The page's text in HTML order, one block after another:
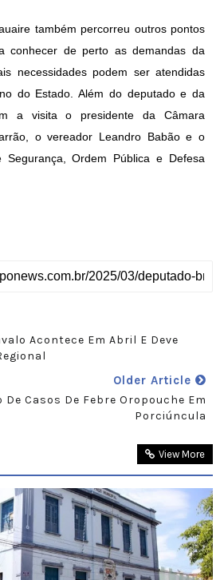
também percorreu outros pontos
conhecer de perto as demandas da
necessidades podem ser atendidas
do Estado. Além do deputado e da
a visita o presidente da Câmara
o vereador Leandro Babão e o
Segurança, Ordem Pública e Defesa
Acontece Em Abril E Deve
Older Article
De Casos De Febre Oropouche Em
Porciúncula
View More